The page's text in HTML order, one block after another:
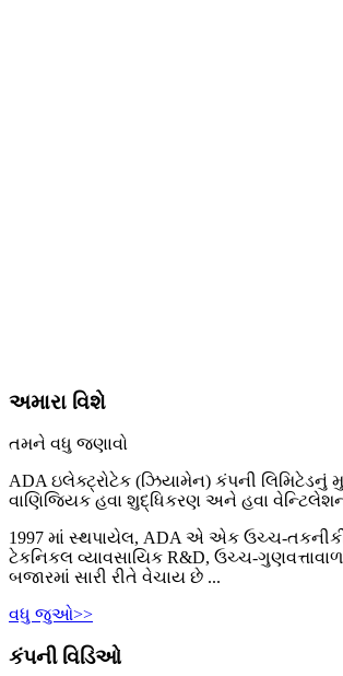
અમારા વિશે
તમને વધુ જણાવો
ADA ઇલેક્ટ્રોટેક (ઝિયામેન) કંપની
વાણિજ્યિક હવા શુદ્ધિકરણ અને હવા
1997 માં સ્થપાયેલ, ADA એ એક ઉચ્ચ-
ટેકનિકલ વ્યાવસાયિક R&D, ઉચ્ચ-
બજારમાં સારી રીતે વેચાય છે ...
વધુ જુઓ>>
કંપની વિડિઓ